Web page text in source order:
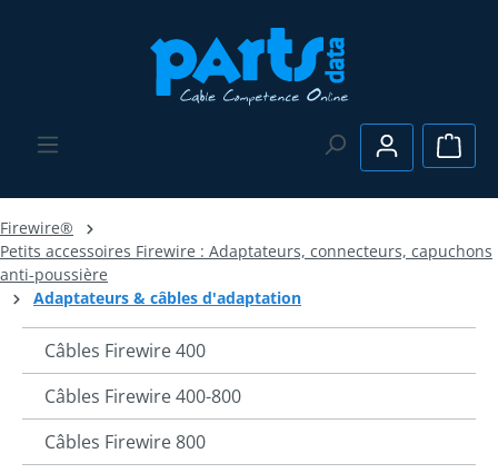
Le
Firewire®
Petits accessoires Firewire : Adaptateurs, connecteurs, capuchons
anti-poussière
Adaptateurs & câbles d'adaptation
Câbles Firewire 400
Câbles Firewire 400-800
Câbles Firewire 800